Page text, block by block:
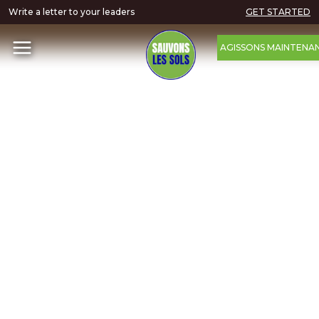
Write a letter to your leaders GET STARTED
AGISSONS